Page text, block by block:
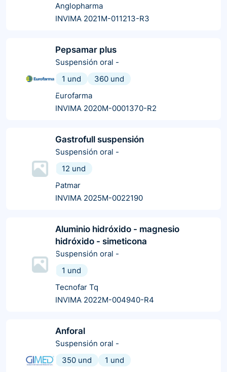
Anglopharma
INVIMA 2021M-011213-R3
Pepsamar plus
Suspensión oral -
1 und
360 und
Eurofarma
INVIMA 2020M-0001370-R2
Gastrofull suspensión
Suspensión oral -
12 und
Patmar
INVIMA 2025M-0022190
Aluminio hidróxido - magnesio
hidróxido - simeticona
Suspensión oral -
1 und
Tecnofar Tq
INVIMA 2022M-004940-R4
Anforal
Suspensión oral -
350 und
1 und